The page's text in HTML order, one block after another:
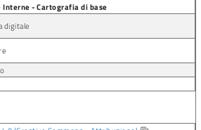
Interne - Cartografia di base
digitale